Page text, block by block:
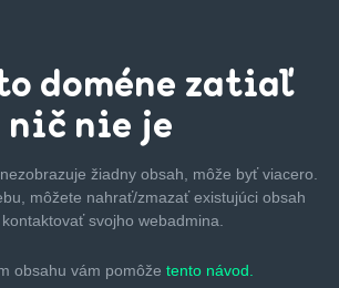
doméne zatiaľ
nič nie je
žiadny obsah, môže byťviacero.
môžete nahrať/zmazaťexistujúci obsah
svojho webadmina.
obsahu vám pomôže tento návod.